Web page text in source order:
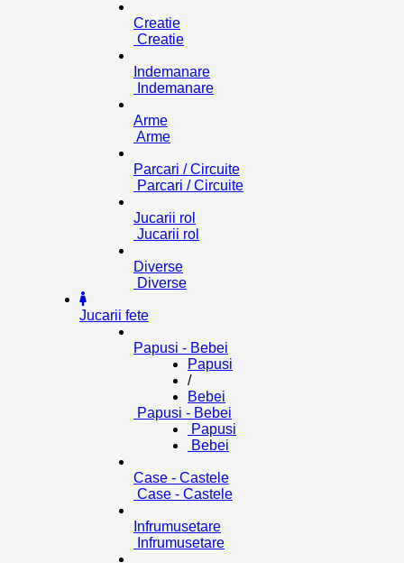
Creatie
Creatie
Indemanare
Indemanare
Arme
Arme
Parcari / Circuite
Parcari / Circuite
Jucarii rol
Jucarii rol
Diverse
Diverse
Jucarii fete
Papusi - Bebei
Papusi
/
Bebei
Papusi - Bebei
Papusi
Bebei
Case - Castele
Case - Castele
Infrumusetare
Infrumusetare